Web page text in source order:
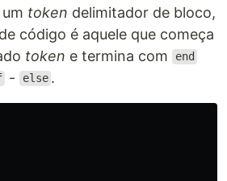
token delimitador de bloco,
código é aquele que começa
token e termina com end
- else .